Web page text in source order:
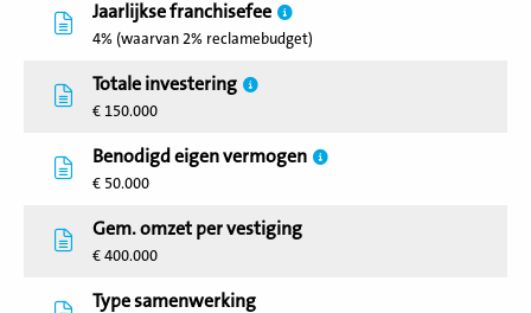
Jaarlijkse franchisefee
4% (waarvan 2% reclamebudget)
Totale investering
€ 150.000
Benodigd eigen vermogen
€ 50.000
Gem. omzet per vestiging
€ 400.000
Type samenwerking